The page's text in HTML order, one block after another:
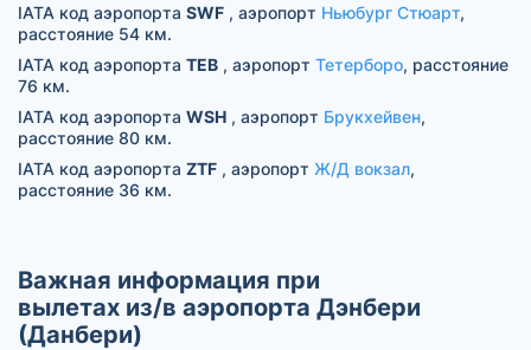
IATA код аэропорта SWF , аэропорт Ньюбург Стюарт,
расстояние 54 км.
IATA код аэропорта TEB , аэропорт Тетерборо, расстояние
76 км.
IATA код аэропорта WSH , аэропорт Брукхейвен,
расстояние 80 км.
IATA код аэропорта ZTF , аэропорт Ж/Д вокзал,
расстояние 36 км.
Важная информация при
вылетах из/в аэропорта Дэнбери
(Данбери)